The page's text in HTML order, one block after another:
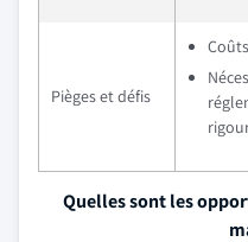
Pièges et défis
Quelles sont les